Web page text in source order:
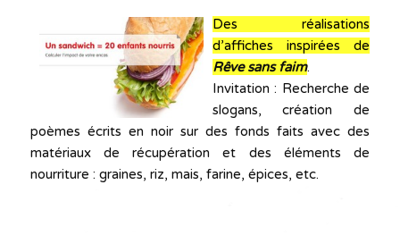
Des réalisations
d’affiches inspirées de
Rêve sans faim.
Invitation : Recherche de
slogans, création de
poèmes écrits en noir sur des fonds faits avec des
matériaux de récupération et des éléments de
nourriture : graines, riz, mais, farine, épices, etc.